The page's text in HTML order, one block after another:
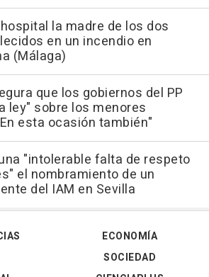
la madre de los dos
en un incendio en
(Málaga)
que los gobiernos del PP
ley" sobre los menores
esta ocasión también"
"intolerable falta de respeto
el nombramiento de un
del IAM en Sevilla
ECONOMÍA
SOCIEDAD